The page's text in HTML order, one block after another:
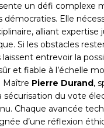
un défi complexe
démocraties. Elle
alliant expertise
Si les obstacles
entrevoir la
et fiable à l’échelle
Maître Pierre Durand,
sécurisation du vote
Chaque avancée
d’une réflexion